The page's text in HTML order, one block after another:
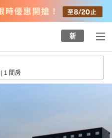
新
| 1 間房